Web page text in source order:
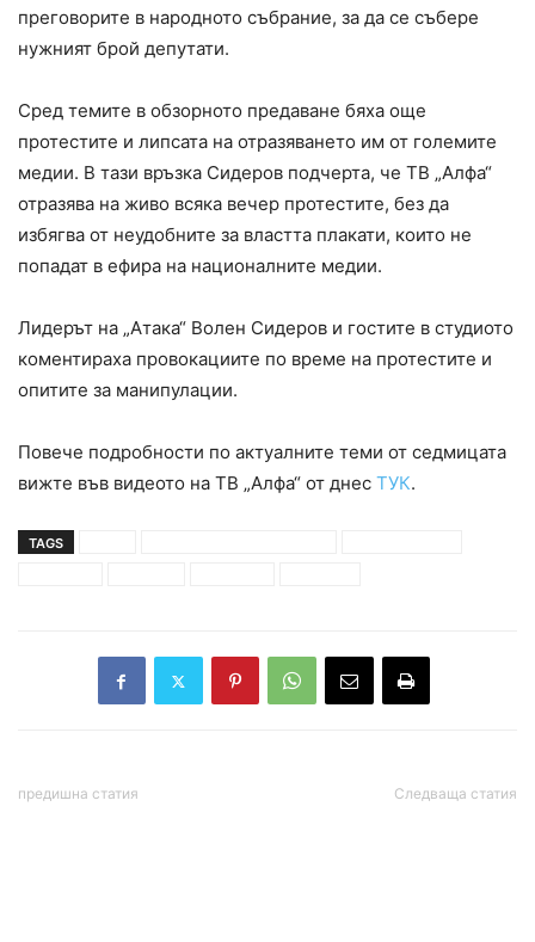
преговорите в народното събрание, за да се събере
нужният брой депутати.
Сред темите в обзорното предаване бяха още
протестите и липсата на отразяването им от големите
медии. В тази връзка Сидеров подчерта, че ТВ „Алфа“
отразява на живо всяка вечер протестите, без да
избягва от неудобните за властта плакати, които не
попадат в ефира на националните медии.
Лидерът на „Атака“ Волен Сидеров и гостите в студиото
коментираха провокациите по време на протестите и
опитите за манипулации.
Повече подробности по актуалните теми от седмицата
вижте във видеото на ТВ „Алфа“ от днес ТУК.
TAGS
предишна статия Следваща статия